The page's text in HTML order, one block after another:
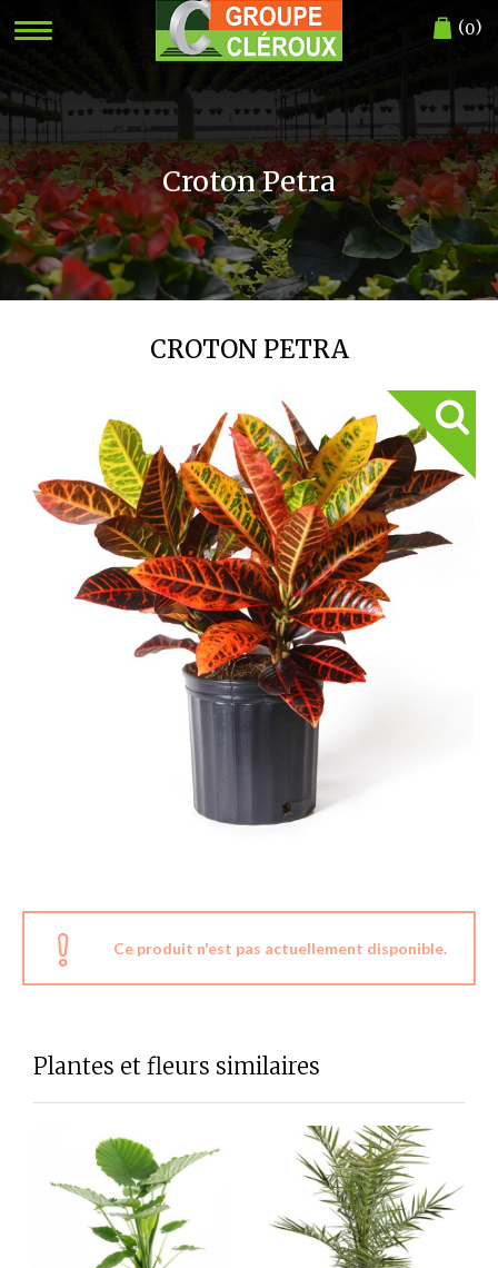
(0)
Croton Petra
CROTON PETRA
Ce produit n'est pas actuellement disponible.
Plantes et fleurs similaires